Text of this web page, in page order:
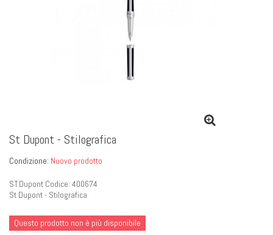
St Dupont - Stilografica
Condizione: Nuovo prodotto
ST.Dupont Codice: 400674
St Dupont - Stilografica
Questo prodotto non è più disponibile